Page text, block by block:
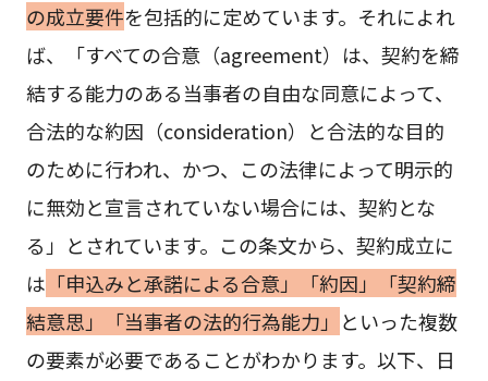
の成立要件を包括的に定めています。それによれ
ば、「すべての合意（agreement）は、契約を締
結する能力のある当事者の自由な同意によって、
合法的な約因（consideration）と合法的な目的
のために行われ、かつ、この法律によって明示的
に無効と宣言されていない場合には、契約とな
る」とされています。この条文から、契約成立に
は 「申込みと承諾による合意」「約因」「契約締
結意思」「当事者の法的行為能力」 といった複数
の要素が必要であることがわかります。以下、日